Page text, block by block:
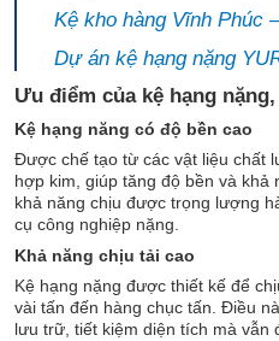
Kệ kho hàng Vĩnh Phúc
Dự án kệ hạng nặng
Ưu điểm của kệ hạng
Kệ hạng năng có độ bền cao
Được chế tạo từ các vật liệu chất
hợp kim, giúp tăng độ bền và khả
khả năng chịu được trọng lượng
cụ công nghiệp nặng.
Khả năng chịu tải cao
Kệ hạng nặng được thiết kế để
vài tấn đến hàng chục tấn. Điều
lưu trữ, tiết kiệm diện tích mà vẫn